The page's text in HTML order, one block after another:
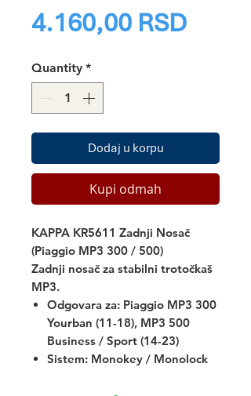
4.160,00 RSDPrice
Quantity *
Dodaj u korpu
Kupi odmah
KAPPA KR5611 Zadnji Nosač
(Piaggio MP3 300 / 500)
Zadnji nosač za stabilni trotočkaš
MP3.
Odgovara za: Piaggio MP3 300
Yourban (11-18), MP3 500
Business / Sport (14-23)
Sistem: Monokey / Monolock